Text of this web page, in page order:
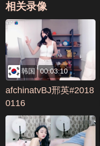
相关录像
韩国 00:03:10
afchinatvBJ邢英#2018
0116